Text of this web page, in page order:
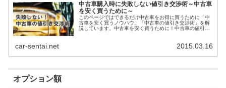
中古車購入時に失敗しない値引き交渉術～中古車
を安く買うために～
このページではできるだけ中古車をお得に買うために「中
古車を安く買うノウハウ」「中古車の値引き交渉術」を解
説しています。中古車を安く買うために！中古車の値引き
car-sentai.net 2015.03.16
オプション額